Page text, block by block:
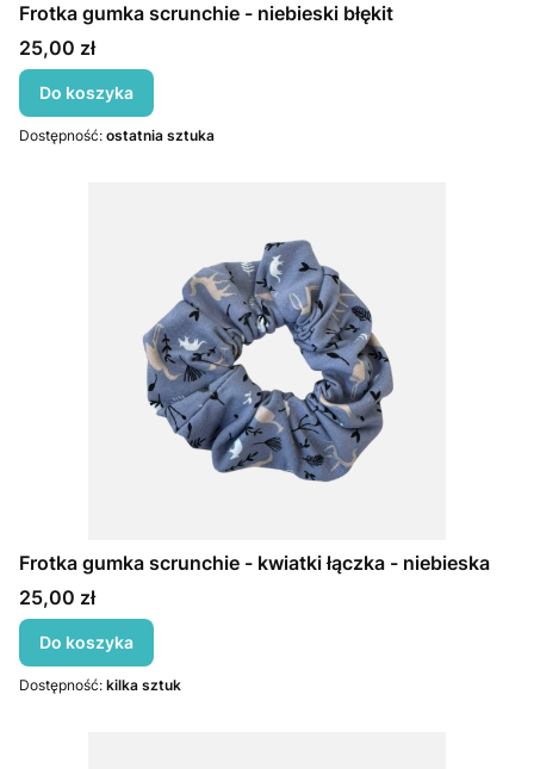
Frotka gumka scrunchie - niebieski błękit
Cena
25,00 zł
Do koszyka
Dostępność: ostatnia sztuka
Frotka gumka scrunchie - kwiatki łączka - niebieska
Cena
25,00 zł
Do koszyka
Dostępność: kilka sztuk